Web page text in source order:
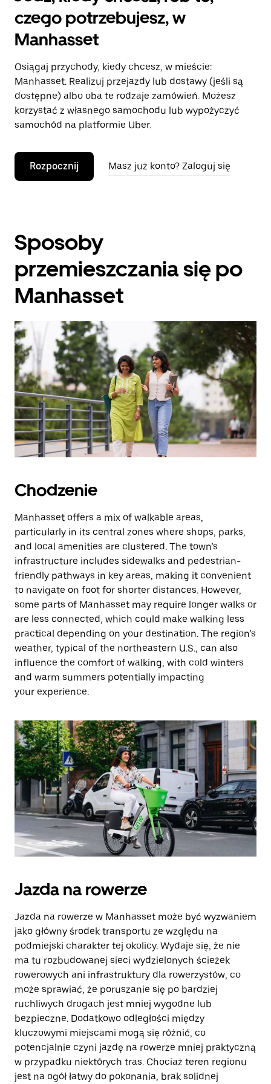
czego potrzebujesz, w
Manhasset
Osiągaj przychody, kiedy chcesz, w mieście:
Manhasset. Realizuj przejazdy lub dostawy (jeśli są
dostępne) albo oba te rodzaje zamówień. Możesz
korzystać z własnego samochodu lub wypożyczyć
samochód na platformie Uber.
Rozpocznij Masz już konto? Zaloguj się
Sposoby
przemieszczania się po
Manhasset
Chodzenie
Manhasset offers a mix of walkable areas,
particularly in its central zones where shops, parks,
and local amenities are clustered. The town’s
infrastructure includes sidewalks and pedestrian-
friendly pathways in key areas, making it convenient
to navigate on foot for shorter distances. However,
some parts of Manhasset may require longer walks or
are less connected, which could make walking less
practical depending on your destination. The region’s
weather, typical of the northeastern U.S., can also
influence the comfort of walking, with cold winters
and warm summers potentially impacting
your experience.
Jazda na rowerze
Jazda na rowerze w Manhasset może być wyzwaniem
jako główny środek transportu ze względu na
podmiejski charakter tej okolicy. Wydaje się, że nie
ma tu rozbudowanej sieci wydzielonych ścieżek
rowerowych ani infrastruktury dla rowerzystów, co
może sprawiać, że poruszanie się po bardziej
ruchliwych drogach jest mniej wygodne lub
bezpieczne. Dodatkowo odległości między
kluczowymi miejscami mogą się różnić, co
potencjalnie czyni jazdę na rowerze mniej praktyczną
w przypadku niektórych tras. Chociaż teren regionu
jest na ogół łatwy do pokonania, brak solidnej